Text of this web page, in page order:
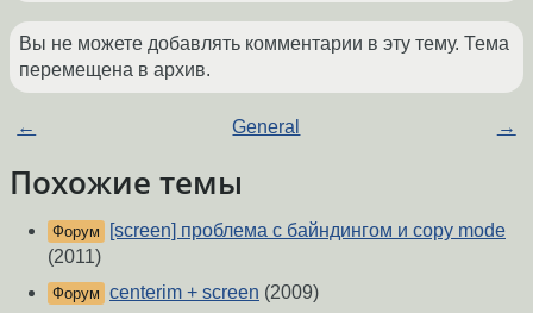
Вы не можете добавлять комментарии в эту тему. Тема
перемещена в архив.
← General →
Похожие темы
Форум
[screen] проблема с байндингом и copy mode
(2011)
Форум centerim + screen (2009)